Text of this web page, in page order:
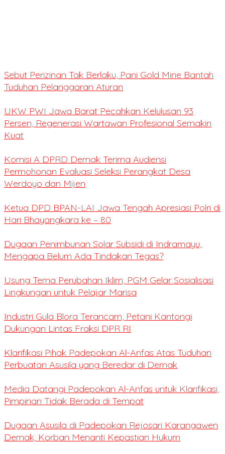
Sebut Perizinan Tak Berlaku, Pani Gold Mine Bantah
Tuduhan Pelanggaran Aturan
UKW PWI Jawa Barat Pecahkan Kelulusan 93
Persen, Regenerasi Wartawan Profesional Semakin
Kuat
Komisi A DPRD Demak Terima Audiensi
Permohonan Evaluasi Seleksi Perangkat Desa
Werdoyo dan Mijen
Ketua DPD BPAN-LAI Jawa Tengah Apresiasi Polri di
Hari Bhayangkara ke – 80
Dugaan Penimbunan Solar Subsidi di Indramayu,
Mengapa Belum Ada Tindakan Tegas?
Usung Tema Perubahan Iklim, PGM Gelar Sosialisasi
Lingkungan untuk Pelajar Marisa
Industri Gula Blora Terancam, Petani Kantongi
Dukungan Lintas Fraksi DPR RI
Klarifikasi Pihak Padepokan Al-Anfas Atas Tuduhan
Perbuatan Asusila yang Beredar di Demak
Media Datangi Padepokan Al-Anfas untuk Klarifikasi,
Pimpinan Tidak Berada di Tempat
Dugaan Asusila di Padepokan Rejosari Karangawen
Demak, Korban Menanti Kepastian Hukum